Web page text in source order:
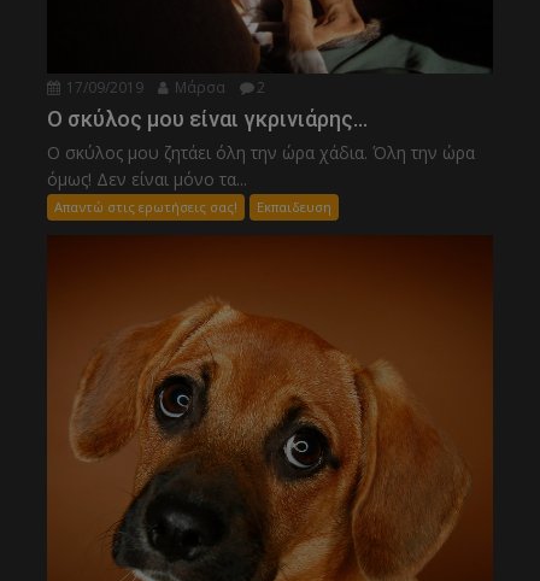
17/09/2019 Μάρσα 2
Ο σκύλος μου είναι γκρινιάρης…
Ο σκύλος μου ζητάει όλη την ώρα χάδια. Όλη την ώρα
όμως! Δεν είναι μόνο τα...
Απαντώ στις ερωτήσεις σας! Εκπαιδευση